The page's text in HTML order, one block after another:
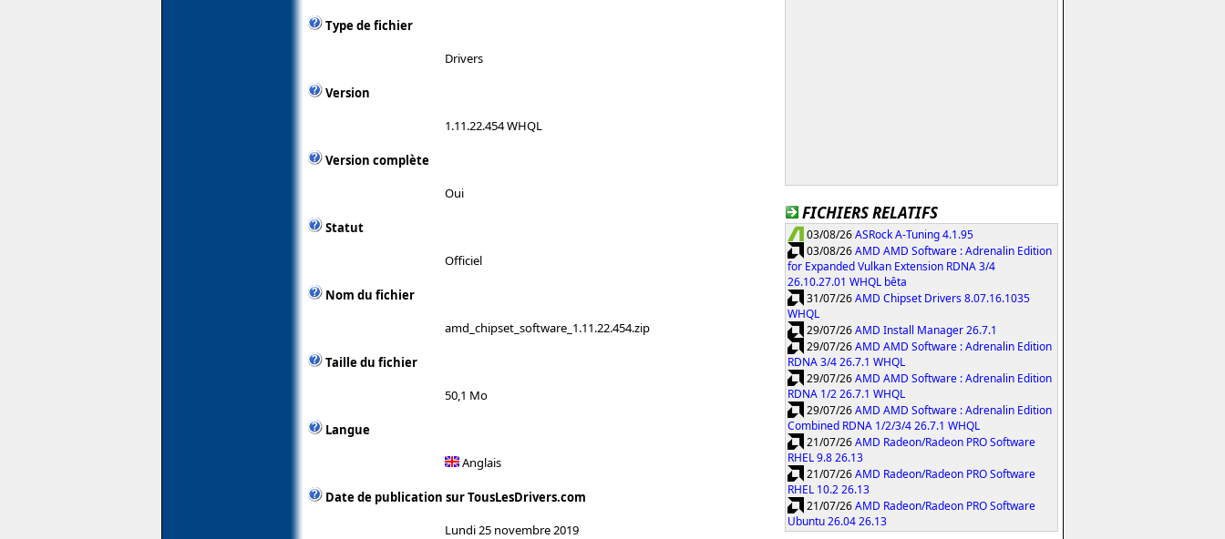
Type de fichier
Drivers
Version
1.11.22.454 WHQL
Version complète
Oui
Statut
Officiel
Nom du fichier
amd_chipset_software_1.11.22.454.zip
Taille du fichier
50,1 Mo
Langue
Anglais
Date de publication sur TousLesDrivers.com
Lundi 25 novembre 2019
FICHIERS RELATIFS
03/08/26ASRock A-Tuning 4.1.95
03/08/26AMD AMD Software : Adrenalin Edition
for Expanded Vulkan Extension RDNA 3/4
26.10.27.01 WHQL bêta
31/07/26AMD Chipset Drivers 8.07.16.1035
WHQL
29/07/26AMD Install Manager 26.7.1
29/07/26AMD AMD Software : Adrenalin Edition
RDNA 3/4 26.7.1 WHQL
29/07/26AMD AMD Software : Adrenalin Edition
RDNA 1/2 26.7.1 WHQL
29/07/26AMD AMD Software : Adrenalin Edition
Combined RDNA 1/2/3/4 26.7.1 WHQL
21/07/26AMD Radeon/Radeon PRO Software
RHEL 9.8 26.13
21/07/26AMD Radeon/Radeon PRO Software
RHEL 10.2 26.13
21/07/26AMD Radeon/Radeon PRO Software
Ubuntu 26.04 26.13